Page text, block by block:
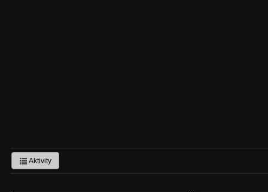
Aktivity